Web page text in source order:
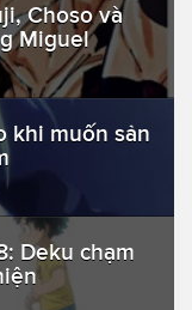
Choso và
Miguel
khi muốn sản
Deku chạm